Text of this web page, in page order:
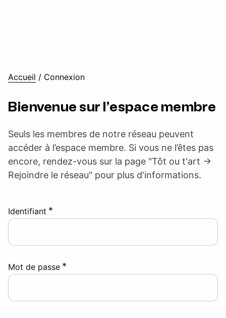
Accueil / Connexion
Bienvenue sur l’espace membre
Seuls les membres de notre réseau peuvent
accéder à l’espace membre. Si vous ne l’êtes pas
encore, rendez-vous sur la page "Tôt ou t'art ->
Rejoindre le réseau" pour plus d'informations.
Identifiant *
Mot de passe *